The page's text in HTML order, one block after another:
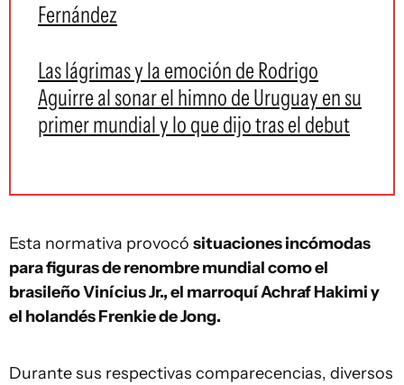
Fernández
Las lágrimas y la emoción de Rodrigo
Aguirre al sonar el himno de Uruguay en su
primer mundial y lo que dijo tras el debut
Esta normativa provocó situaciones incómodas
para figuras de renombre mundial como el
brasileño Vinícius Jr., el marroquí Achraf Hakimi y
el holandés Frenkie de Jong.
Durante sus respectivas comparecencias, diversos